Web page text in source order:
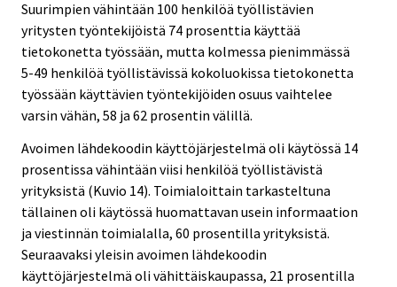
Suurimpien vähintään 100 henkilöä työllistävien
yritysten työntekijöistä 74 prosenttia käyttää
tietokonetta työssään, mutta kolmessa pienimmässä
5-49 henkilöä työllistävissä kokoluokissa tietokonetta
työssään käyttävien työntekijöiden osuus vaihtelee
varsin vähän, 58 ja 62 prosentin välillä.
Avoimen lähdekoodin käyttöjärjestelmä oli käytössä 14
prosentissa vähintään viisi henkilöä työllistävistä
yrityksistä (Kuvio 14). Toimialoittain tarkasteltuna
tällainen oli käytössä huomattavan usein informaation
ja viestinnän toimialalla, 60 prosentilla yrityksistä.
Seuraavaksi yleisin avoimen lähdekoodin
käyttöjärjestelmä oli vähittäiskaupassa, 21 prosentilla